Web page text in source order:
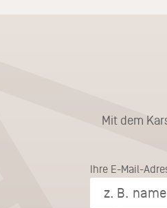
Mit dem
Ihre E-Mail-